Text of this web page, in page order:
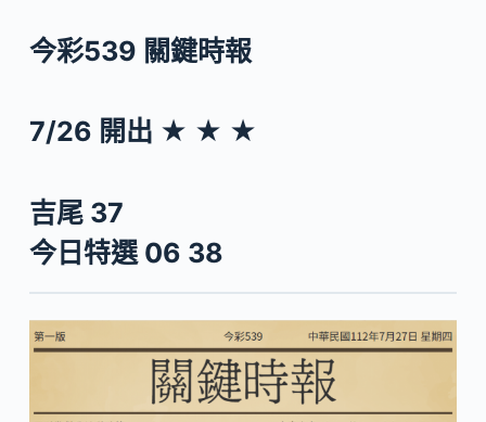
今彩539 關鍵時報
7/26 開出 ★ ★ ★
吉尾 37
今日特選 06 38